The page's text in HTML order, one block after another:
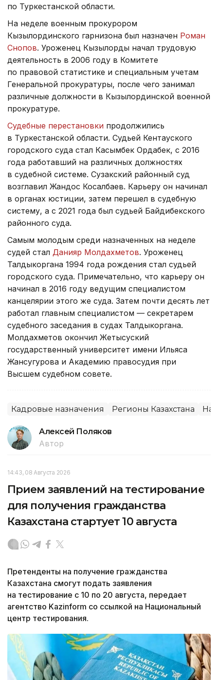
по Туркестанской области.
На неделе военным прокурором
Кызылординского гарнизона был назначен Роман
Снопов. Уроженец Кызылорды начал трудовую
деятельность в 2006 году в Комитете
по правовой статистике и специальным учетам
Генеральной прокуратуры, после чего занимал
различные должности в Кызылординской военной
прокуратуре.
Судебные перестановки продолжились
в Туркестанской области. Судьей Кентауского
городского суда стал Касымбек Ордабек, с 2016
года работавший на различных должностях
в судебной системе. Сузакский районный суд
возглавил Жандос Косалбаев. Карьеру он начинал
в органах юстиции, затем перешел в судебную
систему, а с 2021 года был судьей Байдибекского
районного суда.
Самым молодым среди назначенных на неделе
судей стал Данияр Молдахметов. Уроженец
Талдыкоргана 1994 года рождения стал судьей
городского суда. Примечательно, что карьеру он
начинал в 2016 году ведущим специалистом
канцелярии этого же суда. Затем почти десять лет
работал главным специалистом — секретарем
судебного заседания в судах Талдыкоргана.
Молдахметов окончил Жетысуский
государственный университет имени Ильяса
Жансугурова и Академию правосудия при
Высшем судебном совете.
Кадровые назначения Регионы Казахстана
Алексей Поляков
Автор
14:43, 08 Августа 2026
Прием заявлений на тестирование
для получения гражданства
Казахстана стартует 10 августа
Претенденты на получение гражданства
Казахстана смогут подать заявления
на тестирование с 10 по 20 августа, передает
агентство Kazinform со ссылкой на Национальный
центр тестирования.